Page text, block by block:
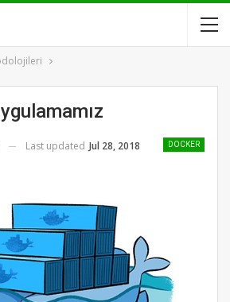
DOCKER
Last updated Jul 28, 2018